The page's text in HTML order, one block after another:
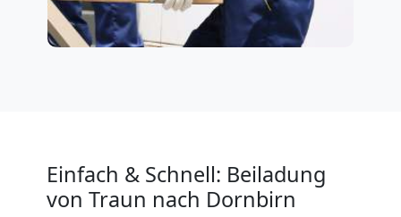
Einfach & Schnell: Beiladung
von Traun nach Dornbirn